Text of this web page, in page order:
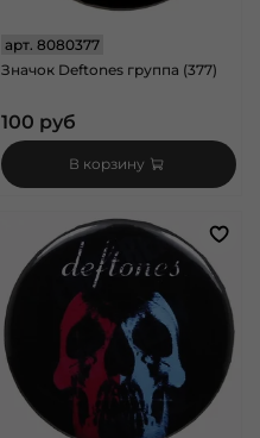
арт.8080377
Значок Deftones группа (377)
100 руб
В корзину